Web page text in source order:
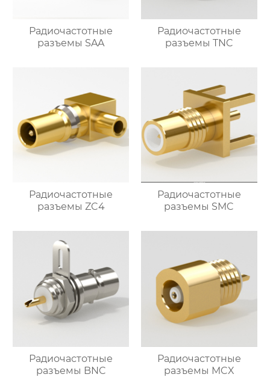
Радиочастотные
разъемы SAA
Радиочастотные
разъемы TNC
Радиочастотные
разъемы ZC4
Радиочастотные
разъемы SMC
Радиочастотные
разъемы BNC
Радиочастотные
разъемы MCX